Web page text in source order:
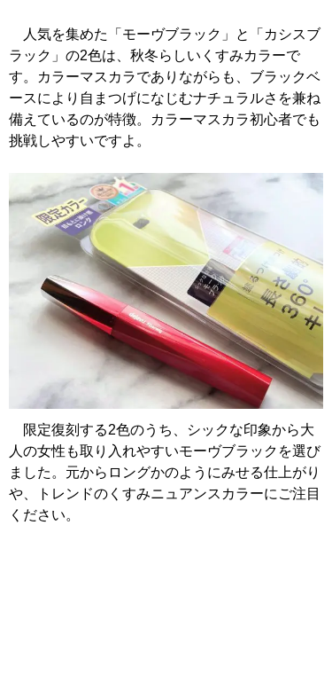
人気を集めた「モーヴブラック」と「カシスブ
ラック」の2色は、秋冬らしいくすみカラーで
す。カラーマスカラでありながらも、ブラックベ
ースにより自まつげになじむナチュラルさを兼ね
備えているのが特徴。カラーマスカラ初心者でも
挑戦しやすいですよ。
限定復刻する2色のうち、シックな印象から大
人の女性も取り入れやすいモーヴブラックを選び
ました。元からロングかのようにみせる仕上がり
や、トレンドのくすみニュアンスカラーにご注目
ください。